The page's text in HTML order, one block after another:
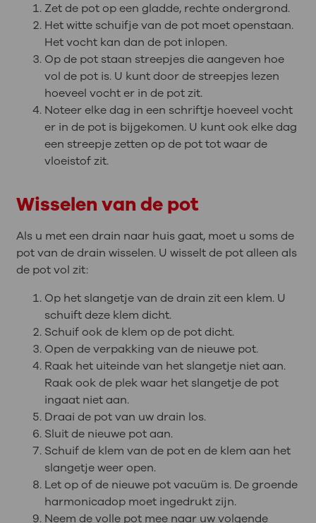
Zet de pot op een gladde, rechte ondergrond.
Het witte schuifje van de pot moet openstaan.
Het vocht kan dan de pot inlopen.
Op de pot staan streepjes die aangeven hoe
vol de pot is. U kunt door de streepjes lezen
hoeveel vocht er in de pot zit.
Noteer elke dag in een schriftje hoeveel vocht
er in de pot is bijgekomen. U kunt ook elke dag
een streepje zetten op de pot tot waar de
vloeistof zit.
Wisselen van de pot
Als u met een drain naar huis gaat, moet u soms de
pot van de drain wisselen. U wisselt de pot alleen als
de pot vol zit:
Op het slangetje van de drain zit een klem. U
schuift deze klem dicht.
Schuif ook de klem op de pot dicht.
Open de verpakking van de nieuwe pot.
Raak het uiteinde van het slangetje niet aan.
Raak ook de plek waar het slangetje de pot
ingaat niet aan.
Draai de pot van uw drain los.
Sluit de nieuwe pot aan.
Schuif de klem van de pot en de klem aan het
slangetje weer open.
Let op of de nieuwe pot vacuüm is. De groende
harmonicadop moet ingedrukt zijn.
Neem de volle pot mee naar uw volgende